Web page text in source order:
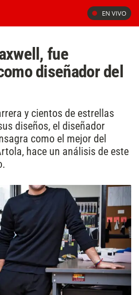
EN VIVO
fue
diseñador del
y cientos de estrellas
diseños, el diseñador
como el mejor del
hace un análisis de este